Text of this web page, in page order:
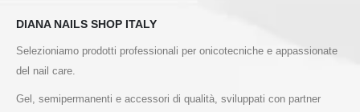
DIANA NAILS SHOP ITALY
Selezioniamo prodotti professionali per onicotecniche e appassionate
del nail care.
Gel, semipermanenti e accessori di qualità, sviluppati con partner